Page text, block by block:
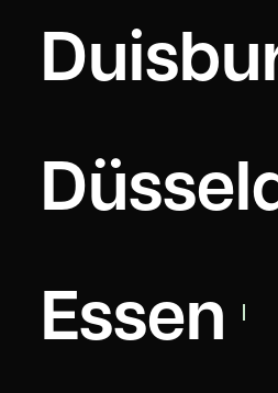
Essen